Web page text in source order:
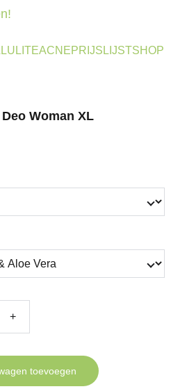
ACNEPRIJSLIJSTSHOP
Woman XL
+
toevoegen